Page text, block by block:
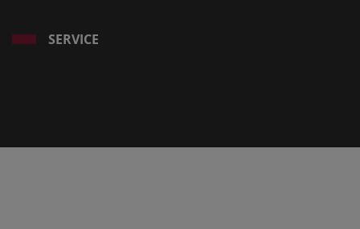
SERVICE